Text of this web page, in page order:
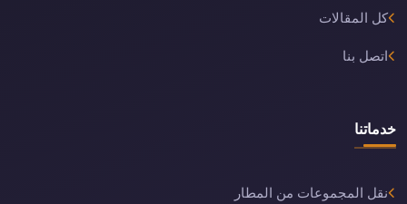
كل المقالات
اتصل بنا
خدماتنا
نقل المجموعات من المطار